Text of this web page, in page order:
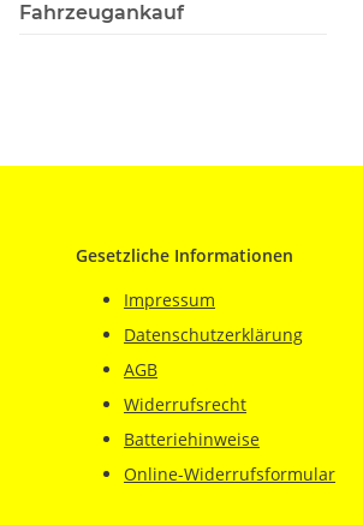
Fahrzeugankauf
Gesetzliche Informationen
Impressum
Datenschutzerklärung
AGB
Widerrufsrecht
Batteriehinweise
Online-Widerrufsformular